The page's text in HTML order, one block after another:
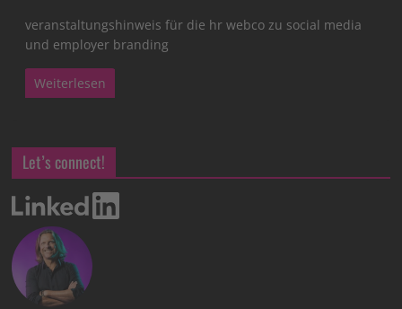
veranstaltungshinweis für die hr webco zu social media
und employer branding
Weiterlesen
Let’s connect!